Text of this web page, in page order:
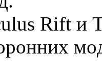
Rift и